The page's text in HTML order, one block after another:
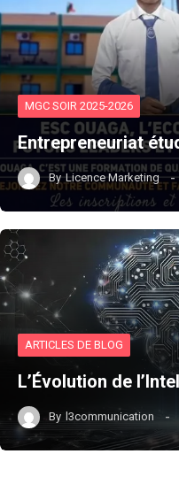
MGC SOIR 2025-2026
Entrepreneuriat
By Licence Marketing
ARTICLES DE BLOG
L’Évolution de
By l3communication